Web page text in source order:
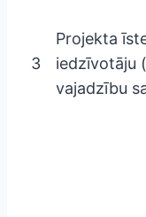
3
Projekta
iedzīvotāju
vajadzību